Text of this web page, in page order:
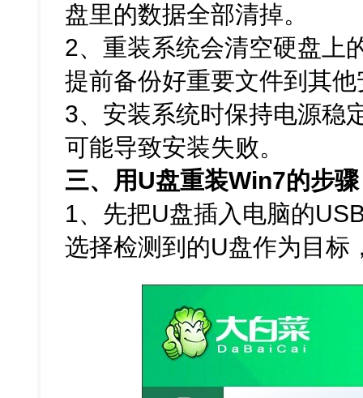
盘里的数据全部清掉。
2、重装系统会清空硬盘上
提前备份好重要文件到其
3、安装系统时保持电源稳
可能导致安装失败。
三、用U盘重装Win7的步骤
1、先把U盘插入电脑的
选择检测到的U盘作为目标